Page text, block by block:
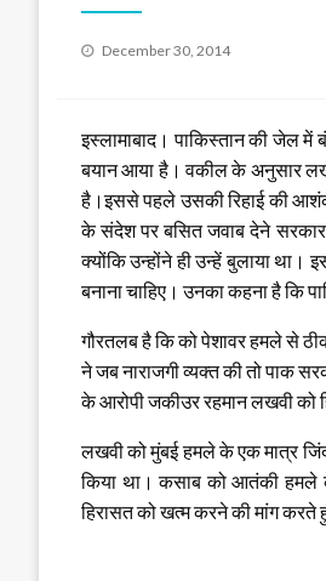
Posted
December 30, 2014
इस्लामाबाद। पाकिस्तान की जेल
बयान आया है। वकील के अनुसार
है।इससे पहले उसकी रिहाई की
के संदेश पर बसित जवाब देने
क्योंकि उन्होंने ही उन्हें बुलाया था।
बनाना चाहिए। उनका कहना है कि
गौरतलब है कि को पेशावर हमले से
ने जब नाराजगी व्यक्त की तो पाक
के आरोपी जकीउर रहमान लखवी को
लखवी को मुंबई हमले के एक मात्र
किया था। कसाब को आतंकी हमले
हिरासत को खत्म करने की मांग करते